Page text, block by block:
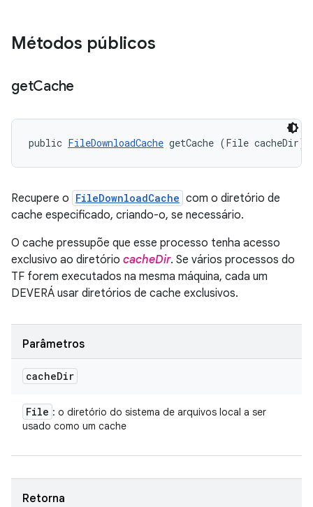
Métodos públicos
getCache
public FileDownloadCache getCache (File cacheDir)
Recupere o FileDownloadCache com o diretório de
cache especificado, criando-o, se necessário.
O cache pressupõe que esse processo tenha acesso
exclusivo ao diretório cacheDir. Se vários processos do
TF forem executados na mesma máquina, cada um
DEVERÁ usar diretórios de cache exclusivos.
Parâmetros
cacheDir
File : o diretório do sistema de arquivos local a ser
usado como um cache
Retorna